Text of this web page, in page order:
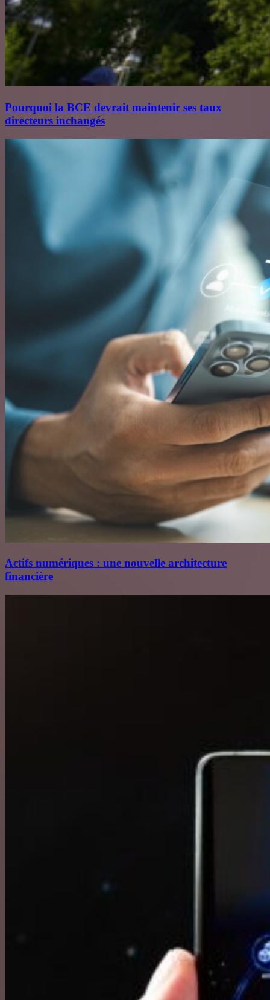
Pourquoi la BCE devrait maintenir ses taux
directeurs inchangés
Actifs numériques : une nouvelle architecture
financière